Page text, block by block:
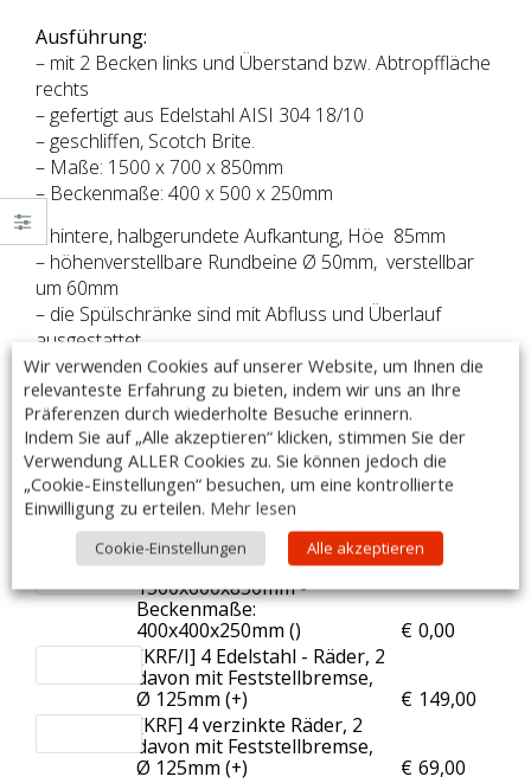
Ausführung:
– mit 2 Becken links und Überstand bzw. Abtropffläche
rechts
– gefertigt aus Edelstahl AISI 304 18/10
– geschliffen, Scotch Brite.
– Maße: 1500 x 700 x 850mm
– Beckenmaße: 400 x 500 x 250mm
– hintere, halbgerundete Aufkantung, Höe 85mm
– höhenverstellbare Rundbeine Ø 50mm, verstellbar
um 60mm
– die Spülschränke sind mit Abfluss und Überlauf
ausgestattet
– Armaturen sind im Lieferumfang nicht enthalten
– Made in Italy
DIESER ARTIKEL IST AUCH MIT SONDERMAßEN
LIEFERBAR!
Zubehör:
Anzahl
[Art.Nr.] Artikelname
Preis
[LLS64/15] Maße:
1500x600x850mm -
Beckenmaße:
400x400x250mm (
€ 0,00
)
[KRF/I] 4 Edelstahl - Räder, 2
davon mit Feststellbremse,
Ø 125mm (+
€ 149,00
)
[KRF] 4 verzinkte Räder, 2
davon mit Feststellbremse,
Ø 125mm (+
€ 69,00
)
Wir verwenden Cookies auf unserer Website, um Ihnen die
relevanteste Erfahrung zu bieten, indem wir uns an Ihre
Präferenzen durch wiederholte Besuche erinnern.
Indem Sie auf „Alle akzeptieren“ klicken, stimmen Sie der
Verwendung ALLER Cookies zu. Sie können jedoch die
„Cookie-Einstellungen“ besuchen, um eine kontrollierte
Einwilligung zu erteilen. Mehr lesen
Cookie-Einstellungen Alle akzeptieren